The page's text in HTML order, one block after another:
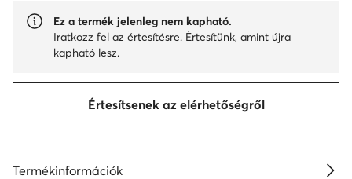
Ez a termék jelenleg nem kapható.
Iratkozz fel az értesítésre. Értesítünk, amint újra
kapható lesz.
Értesítsenek az elérhetőségről
Termékinformációk